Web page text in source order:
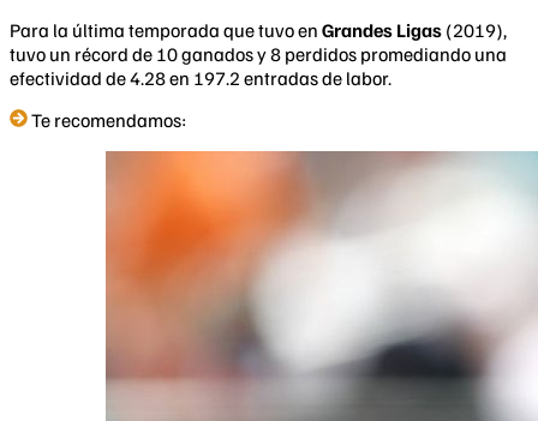
Para la última temporada que tuvo en Grandes Ligas (2019),
tuvo un récord de 10 ganados y 8 perdidos promediando una
efectividad de 4.28 en 197.2 entradas de labor.
Te recomendamos: